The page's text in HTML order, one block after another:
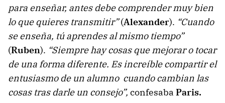
para enseñar, antes debe comprender muy bien
lo que quieres transmitir”(Alexander). “Cuando
se enseña, tú aprendes al mismo tiempo”
(Ruben). “Siempre hay cosas que mejorar o tocar
de una forma diferente. Es increíble compartir el
entusiasmo de un alumno cuando cambian las
cosas tras darle un consejo”, confesaba Paris.